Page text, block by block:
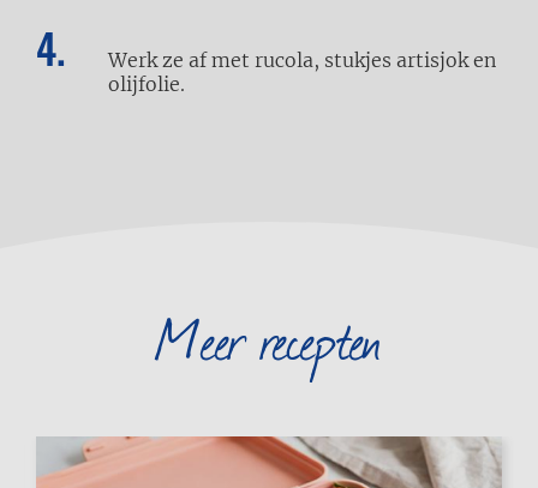
Werk ze af met rucola, stukjes artisjok en
olijfolie.
Meer recepten